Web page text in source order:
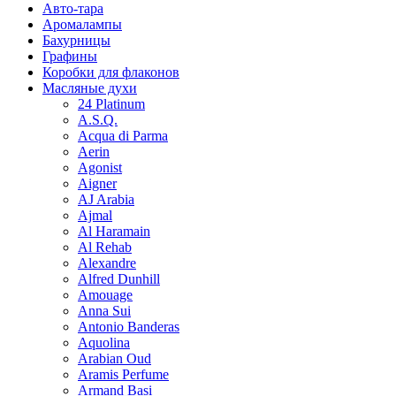
Авто-тара
Аромалампы
Бахурницы
Графины
Коробки для флаконов
Масляные духи
24 Platinum
A.S.Q.
Acqua di Parma
Aerin
Agonist
Aigner
AJ Arabia
Ajmal
Al Haramain
Al Rehab
Alexandre
Alfred Dunhill
Amouage
Anna Sui
Antonio Banderas
Aquolina
Arabian Oud
Aramis Perfume
Armand Basi